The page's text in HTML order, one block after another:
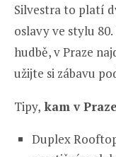
Silvestra to platí
oslavy ve stylu
hudbě, v Praze
užijte si zábavu
Tipy, kam v
Duplex